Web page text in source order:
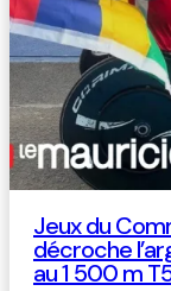
Jeux du
décroche
au 1 500 m